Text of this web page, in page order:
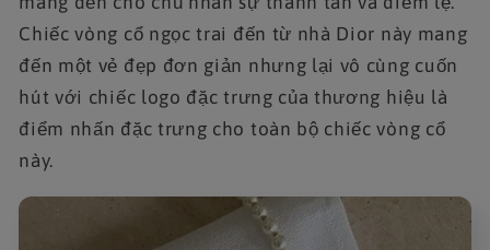
Chiếc vòng cổ ngọc trai đến từ nhà Dior này mang
đến một vẻ đẹp đơn giản nhưng lại vô cùng cuốn
hút với chiếc logo đặc trưng của thương hiệu là
điểm nhấn đặc trưng cho toàn bộ chiếc vòng cổ
này.